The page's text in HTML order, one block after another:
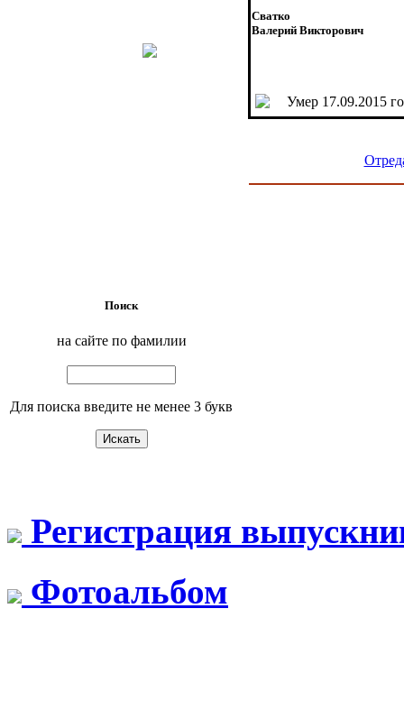
Сватко
Валерий Викторович
Умер 17.09.2015
Поиск
на сайте по фамилии
Для поиска введите не менее 3 букв
Регистрация
Фотоальбом